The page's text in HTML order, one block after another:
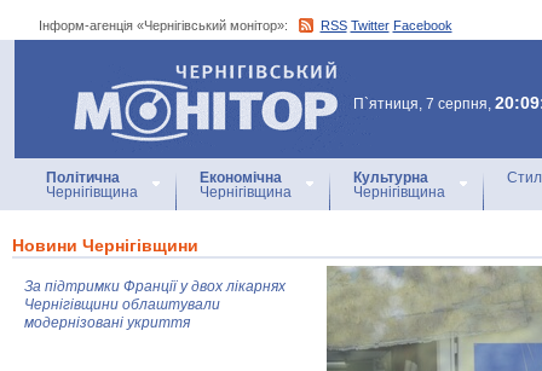
Інформ-агенція «Чернігівський монітор»: RSS Twitter Facebook
Інформ-агенція
«Чернігівський монітор»
П`ятниця, 7 серпня,
Політична
Чернігівщина
Економічна
Чернігівщина
Культурна
Чернігівщина
Новини Чернігівщини
За підтримки Франції у двох лікарнях
Чернігівщини облаштували
модернізовані укриття